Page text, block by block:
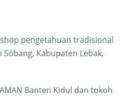
pengetahuan tradisional
Kabupaten Lebak,
Banten Kidul dan tokoh